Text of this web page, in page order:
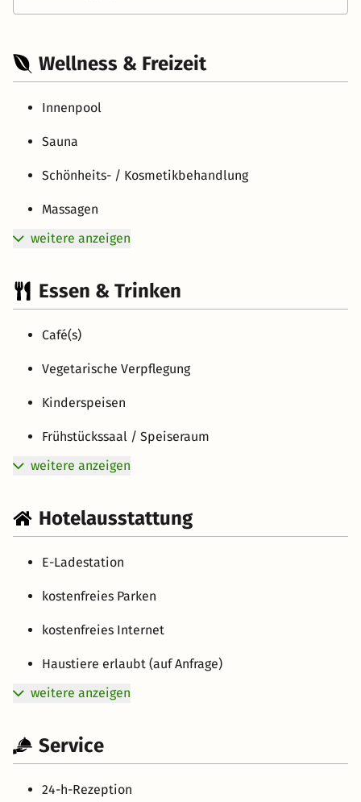
Wellness & Freizeit
Innenpool
Sauna
Schönheits- / Kosmetikbehandlung
Massagen
weitere anzeigen
Essen & Trinken
Café(s)
Vegetarische Verpflegung
Kinderspeisen
Frühstückssaal / Speiseraum
weitere anzeigen
Hotelausstattung
E-Ladestation
kostenfreies Parken
kostenfreies Internet
Haustiere erlaubt (auf Anfrage)
weitere anzeigen
Service
24-h-Rezeption